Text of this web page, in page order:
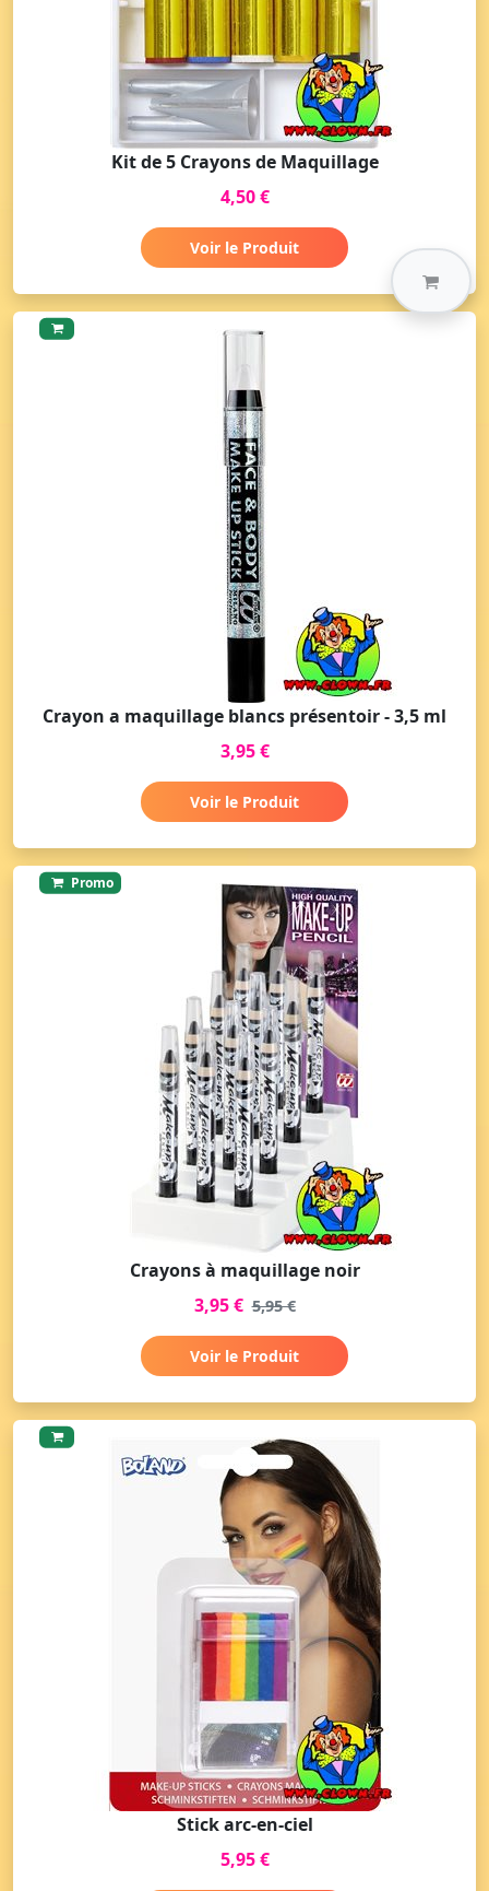
Kit de 5 Crayons de Maquillage
4,50 €
Voir le Produit
Crayon a maquillage blancs présentoir - 3,5 ml
3,95 €
Voir le Produit
Promo
Crayons à maquillage noir
3,95 € 5,95 €
Voir le Produit
Stick arc-en-ciel
5,95 €